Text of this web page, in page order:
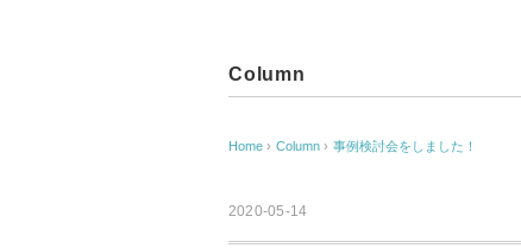
Column
Home › Column › 事例検討会をしました！
2020-05-14